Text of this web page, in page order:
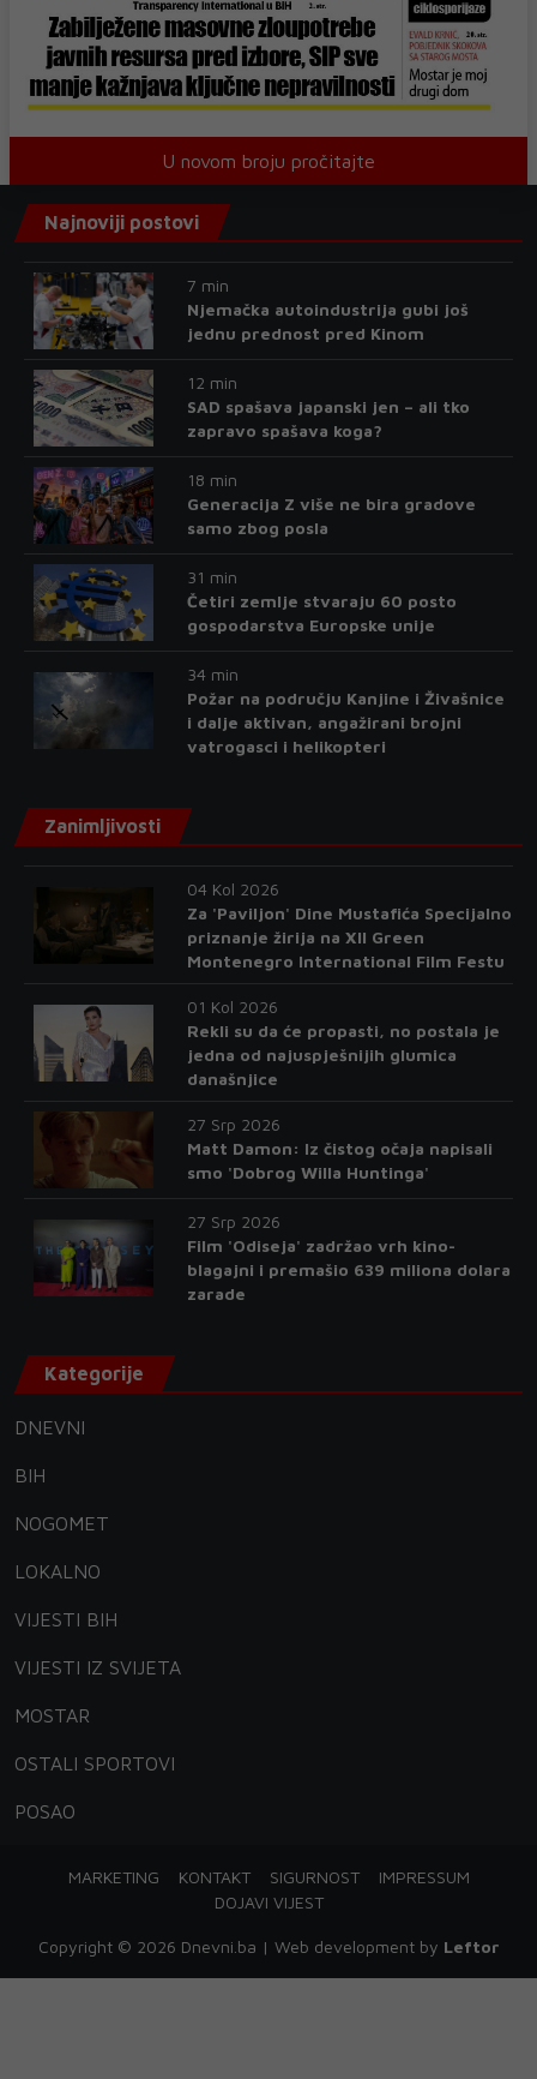
U novom broju pročitajte
Najnoviji postovi
7 min
Njemačka autoindustrija gubi još
jednu prednost pred Kinom
12 min
SAD spašava japanski jen – ali tko
zapravo spašava koga?
18 min
Generacija Z više ne bira gradove
samo zbog posla
31 min
Četiri zemlje stvaraju 60 posto
gospodarstva Europske unije
34 min
Požar na području Kanjine i Živašnice
i dalje aktivan, angažirani brojni
vatrogasci i helikopteri
Zanimljivosti
04 Kol 2026
Za 'Paviljon' Dine Mustafića Specijalno
priznanje žirija na XII Green
Montenegro International Film Festu
01 Kol 2026
Rekli su da će propasti, no postala je
jedna od najuspješnijih glumica
današnjice
27 Srp 2026
Matt Damon: Iz čistog očaja napisali
smo 'Dobrog Willa Huntinga'
27 Srp 2026
Film 'Odiseja' zadržao vrh kino-
blagajni i premašio 639 miliona dolara
zarade
Kategorije
DNEVNI
BIH
NOGOMET
LOKALNO
VIJESTI BIH
VIJESTI IZ SVIJETA
MOSTAR
OSTALI SPORTOVI
POSAO
MARKETING KONTAKT SIGURNOST
IMPRESSUM
DOJAVI VIJEST
Copyright © 2026 Dnevni.ba | Web development by Leftor